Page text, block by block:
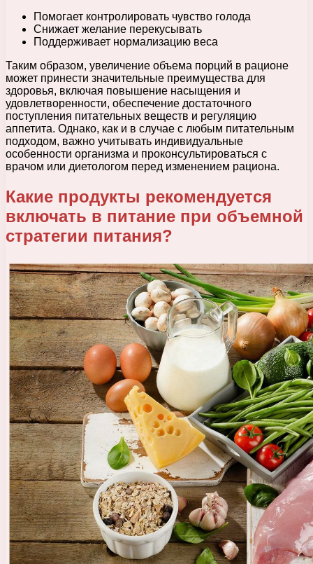
Помогает контролировать чувство голода
Снижает желание перекусывать
Поддерживает нормализацию веса
Таким образом, увеличение объема порций в рационе
может принести значительные преимущества для
здоровья, включая повышение насыщения и
удовлетворенности, обеспечение достаточного
поступления питательных веществ и регуляцию
аппетита. Однако, как и в случае с любым питательным
подходом, важно учитывать индивидуальные
особенности организма и проконсультироваться с
врачом или диетологом перед изменением рациона.
Какие продукты рекомендуется
включать в питание при объемной
стратегии питания?